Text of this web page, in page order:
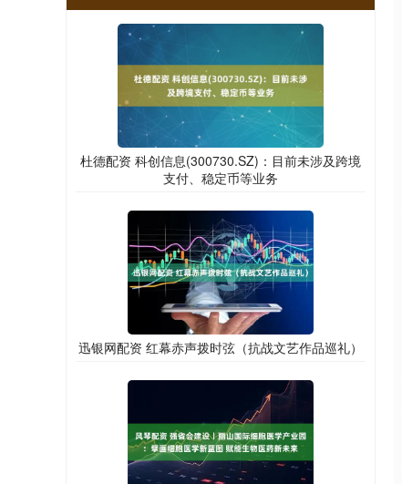
杜德配资 科创信息(300730.SZ)：目前未涉及跨境
支付、稳定币等业务
迅银网配资 红幕赤声拨时弦（抗战文艺作品巡礼）